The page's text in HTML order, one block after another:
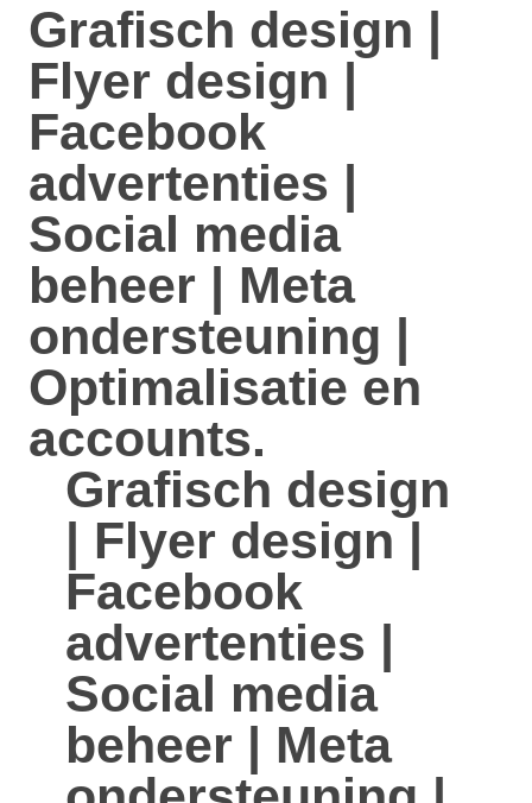
Grafisch design |
Flyer design |
Facebook
advertenties |
Social media
beheer | Meta
ondersteuning |
Optimalisatie en
accounts.
Grafisch design
| Flyer design |
Facebook
advertenties |
Social media
beheer | Meta